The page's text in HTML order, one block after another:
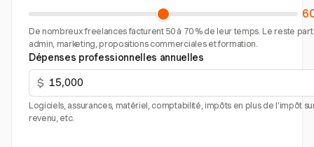
De nombreux freelances facturent 50 à 70 % de leur temps. Le reste
admin, marketing, propositions commerciales et formation.
Dépenses professionnelles annuelles
$
Logiciels, assurances, matériel, comptabilité, impôts en plus de l’impôt
revenu, etc.